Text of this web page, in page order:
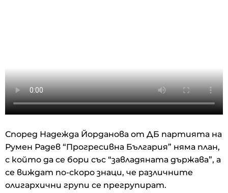
Според Надежда Йорданова от ДБ партията на
Румен Радев “Прогресивна България” няма план,
с който да се бори със “завладяната държава”, а
се виждат по-скоро знаци, че различните
олигархични групи се прегрупират.